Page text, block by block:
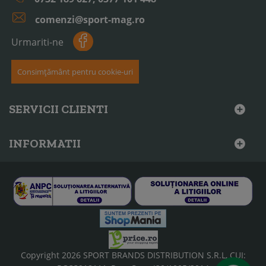
comenzi@sport-mag.ro
Urmariti-ne
Consimțământ pentru cookie-uri
SERVICII CLIENTI
INFORMATII
Copyright 2026 SPORT BRANDS DISTRIBUTION S.R.L, CUI: